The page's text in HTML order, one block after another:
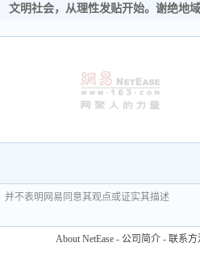
文明社会，从理性发贴开始。谢绝地
并不表明网易同意其观点或证实其描述
About NetEase - 公司简介 - 联系方